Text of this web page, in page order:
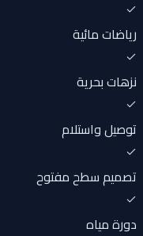
رياضات مائية
نزهات بحرية
توصيل واستلام
تصميم سطح مفتوح
دورة مياه